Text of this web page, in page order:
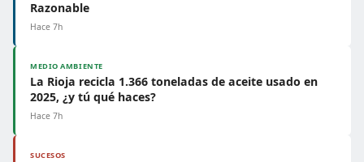
Razonable
Hace 7h
MEDIO AMBIENTE
La Rioja recicla 1.366 toneladas de aceite usado en
2025, ¿y tú qué haces?
Hace 7h
SUCESOS